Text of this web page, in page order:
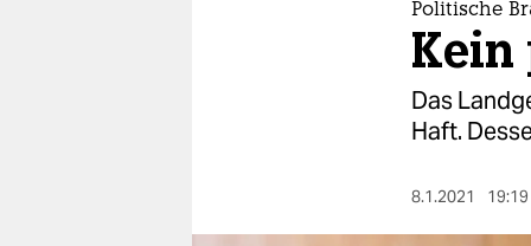
Politische
Das
Haft.
8.1.2021